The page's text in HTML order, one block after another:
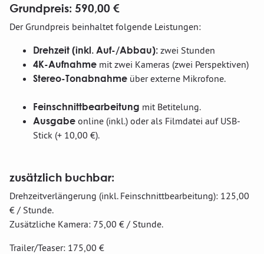
Grundpreis: 590,00 €
Der Grundpreis beinhaltet folgende Leistungen:
Drehzeit (inkl. Auf-/Abbau): zwei Stunden
4K-Aufnahme mit zwei Kameras (zwei Perspektiven)
Stereo-Tonabnahme über externe Mikrofone.
Feinschnittbearbeitung mit Betitelung.
Ausgabe online (inkl.) oder als Filmdatei auf USB-
Stick (+ 10,00 €).
zusätzlich buchbar:
Drehzeitverlängerung (inkl. Feinschnittbearbeitung): 125,00
€ / Stunde.
Zusätzliche Kamera: 75,00 € / Stunde.
Trailer/Teaser: 175,00 €